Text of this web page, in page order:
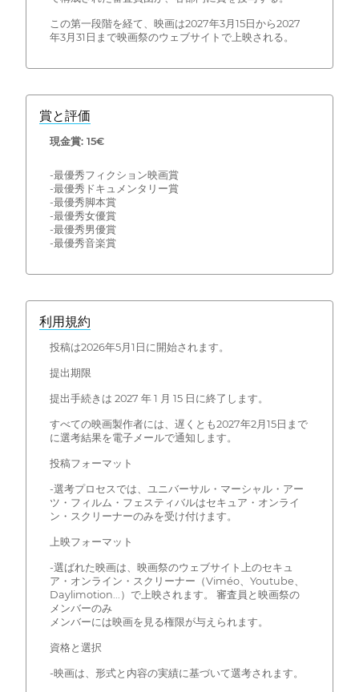
この第一段階を経て、映画は2027年3月15日から2027
年3月31日まで映画祭のウェブサイトで上映される。
賞と評価
現金賞: 15€
-最優秀フィクション映画賞
-最優秀ドキュメンタリー賞
-最優秀脚本賞
-最優秀女優賞
-最優秀男優賞
-最優秀音楽賞
利用規約
投稿は2026年5月1日に開始されます。
提出期限
提出手続きは 2027 年 1 月 15 日に終了します。
すべての映画製作者には、遅くとも2027年2月15日まで
に選考結果を電子メールで通知します。
投稿フォーマット
-選考プロセスでは、ユニバーサル・マーシャル・アー
ツ・フィルム・フェスティバルはセキュア・オンライ
ン・スクリーナーのみを受け付けます。
上映フォーマット
-選ばれた映画は、映画祭のウェブサイト上のセキュ
ア・オンライン・スクリーナー（Viméo、Youtube、
Daylimotion...）で上映されます。 審査員と映画祭の
メンバーのみ
メンバーには映画を見る権限が与えられます。
資格と選択
-映画は、形式と内容の実績に基づいて選考されます。